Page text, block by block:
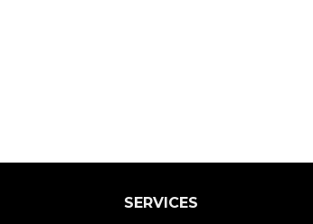
SERVICES